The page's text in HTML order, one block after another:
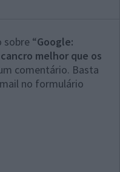
sobre “Google:
melhor que os
comentário. Basta
no formulário